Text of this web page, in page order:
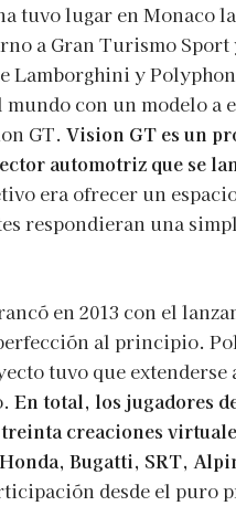
tuvo lugar en Monaco
a Gran Turismo
Lamborghini y
con un modelo a
GT. Vision GT es un
automotriz que se
era ofrecer un
respondieran una
en 2013 con el
al principio.
tuvo que
En total, los jugadores
creaciones
Bugatti, SRT,
desde el puro